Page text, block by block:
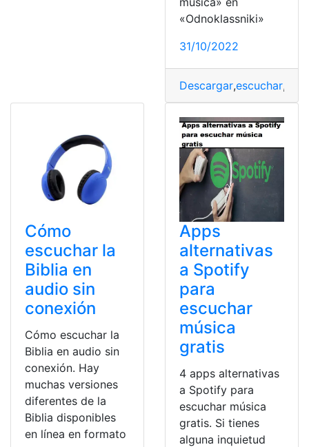
«Odnoklassniki»
31/10/2022
Descargar,escuchar,
Cómo
escuchar la
Biblia en
audio sin
conexión
Cómo escuchar la
Biblia en audio sin
conexión. Hay
muchas versiones
diferentes de la
Biblia disponibles
en línea en formato
Apps
alternativas
a Spotify
para
escuchar
música
gratis
4 apps alternativas
a Spotify para
escuchar música
gratis. Si tienes
alguna inquietud